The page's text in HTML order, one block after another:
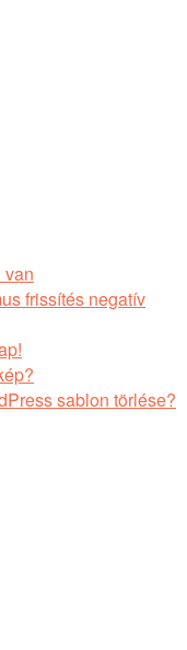
van
frissítés negatív
sablon törlése?